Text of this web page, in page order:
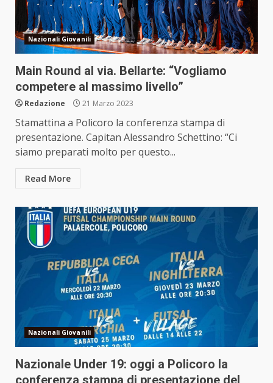
Nazionali Giovanili
Main Round al via. Bellarte: “Vogliamo
competere al massimo livello”
Redazione 21 Marzo 2023
Stamattina a Policoro la conferenza stampa di
presentazione. Capitan Alessandro Schettino: “Ci
siamo preparati molto per questo...
Read More
Nazionali Giovanili
Nazionale Under 19: oggi a Policoro la
conferenza stampa di presentazione del